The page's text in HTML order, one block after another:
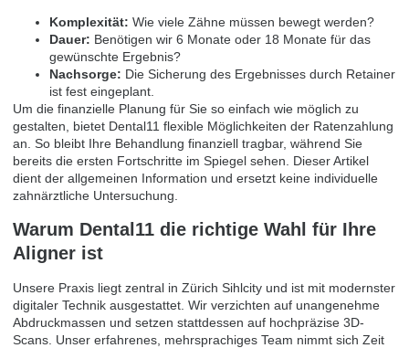
Komplexität: Wie viele Zähne müssen bewegt werden?
Dauer: Benötigen wir 6 Monate oder 18 Monate für das
gewünschte Ergebnis?
Nachsorge: Die Sicherung des Ergebnisses durch Retainer
ist fest eingeplant.
Um die finanzielle Planung für Sie so einfach wie möglich zu
gestalten, bietet Dental11 flexible Möglichkeiten der Ratenzahlung
an. So bleibt Ihre Behandlung finanziell tragbar, während Sie
bereits die ersten Fortschritte im Spiegel sehen. Dieser Artikel
dient der allgemeinen Information und ersetzt keine individuelle
zahnärztliche Untersuchung.
Warum Dental11 die richtige Wahl für Ihre
Aligner ist
Unsere Praxis liegt zentral in Zürich Sihlcity und ist mit modernster
digitaler Technik ausgestattet. Wir verzichten auf unangenehme
Abdruckmassen und setzen stattdessen auf hochpräzise 3D-
Scans. Unser erfahrenes, mehrsprachiges Team nimmt sich Zeit